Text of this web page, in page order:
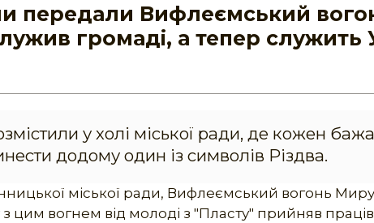
передали Вифлеємський
громаді, а тепер служить
у холі міської ради, де кожен
додому один із символів Різдва.
міської ради, Вифлеємський вогонь
цим вогнем від молоді з "Пласту" прийняв